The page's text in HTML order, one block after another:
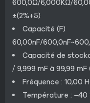
600,0Ω/6,000KΩ/
±(2%+5)
Capacité (F)
60,00nF/
Capacité de
/ 9,999 mF à 99,99 mF
Fréquence : 10,00
Température : –40